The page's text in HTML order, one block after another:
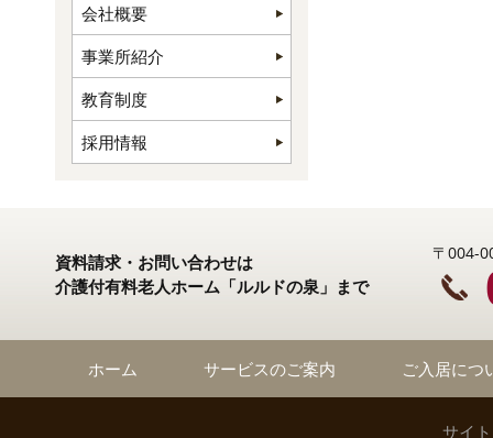
会社概要
事業所紹介
教育制度
採用情報
資料請求・お問い合わせは
介護付有料老人ホーム「ルルドの泉」まで
〒004-
ホーム サービスのご案内 ご入居につ
サイ